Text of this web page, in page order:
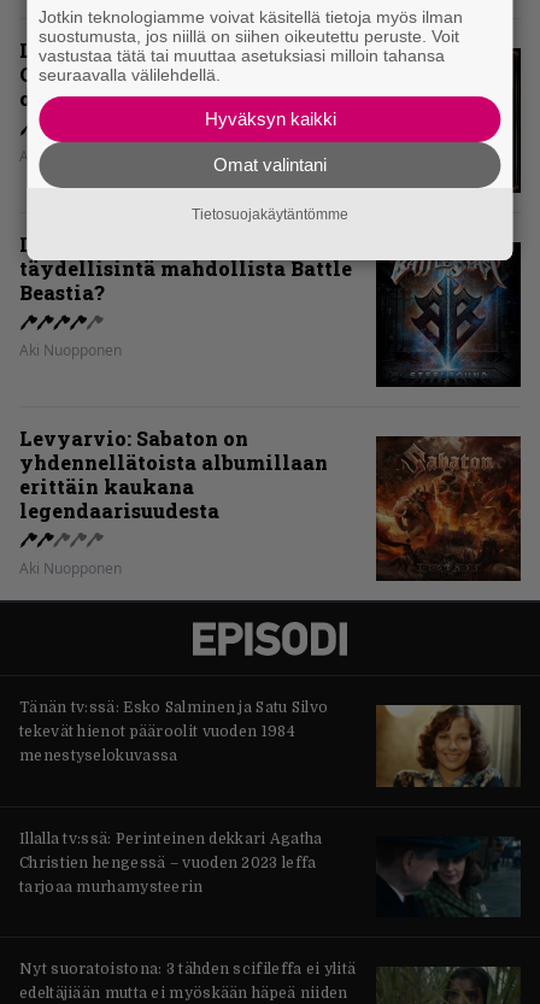
Levyarvio: Dirkschneider & The
Old Gang -albumista ei aina tiedä,
onko se tosissaan tehty vai ei
Aki Nuopponen
Levyarvio: Onko Steelbound jo
täydellisintä mahdollista Battle
Beastia?
Aki Nuopponen
Levyarvio: Sabaton on
yhdennellätoista albumillaan
erittäin kaukana
legendaarisuudesta
Aki Nuopponen
Tänän tv:ssä: Esko Salminen ja Satu Silvo
tekevät hienot pääroolit vuoden 1984
menestyselokuvassa
Illalla tv:ssä: Perinteinen dekkari Agatha
Christien hengessä – vuoden 2023 leffa
tarjoaa murhamysteerin
Nyt suoratoistona: 3 tähden scifileffa ei ylitä
edeltäjiään mutta ei myöskään häpeä niiden
Jotkin teknologiamme voivat käsitellä tietoja myös ilman
suostumusta, jos niillä on siihen oikeutettu peruste. Voit
vastustaa tätä tai muuttaa asetuksiasi milloin tahansa
seuraavalla välilehdellä.
Hyväksyn kaikki
Omat valintani
Tietosuojakäytäntömme